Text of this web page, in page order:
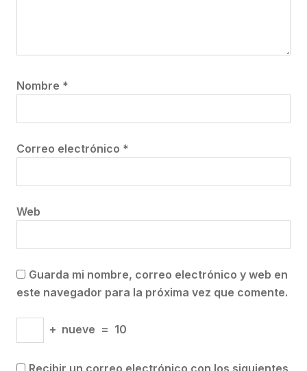
Nombre *
Correo electrónico *
Web
Guarda mi nombre, correo electrónico y web en
este navegador para la próxima vez que comente.
+ nueve = 10
Recibir un correo electrónico con los siguientes